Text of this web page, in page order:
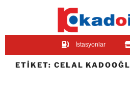
İstasyonlar
ETIKET: CELAL